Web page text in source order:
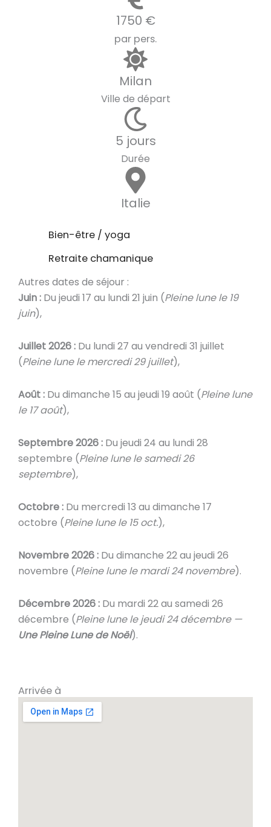
1750 €
par pers.
Milan
Ville de départ
5 jours
Durée
Italie
Bien-être / yoga
Retraite chamanique
Autres dates de séjour :
Juin : Du jeudi 17 au lundi 21 juin (Pleine lune le 19
juin),
Juillet 2026 : Du lundi 27 au vendredi 31 juillet
(Pleine lune le mercredi 29 juillet),
Août : Du dimanche 15 au jeudi 19 août (Pleine lune
le 17 août),
Septembre 2026 : Du jeudi 24 au lundi 28
septembre (Pleine lune le samedi 26
septembre),
Octobre : Du mercredi 13 au dimanche 17
octobre (Pleine lune le 15 oct.),
Novembre 2026 : Du dimanche 22 au jeudi 26
novembre (Pleine lune le mardi 24 novembre).
Décembre 2026 : Du mardi 22 au samedi 26
décembre (Pleine lune le jeudi 24 décembre —
Une Pleine Lune de Noël).
Arrivée à